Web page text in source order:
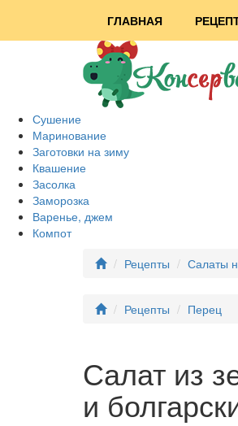
ГЛАВНАЯ
Сушение
Маринование
Заготовки на зиму
Квашение
Засолка
Заморозка
Варенье, джем
Компот
Рецепты
Салаты
Рецепты Перец
Салат из
и